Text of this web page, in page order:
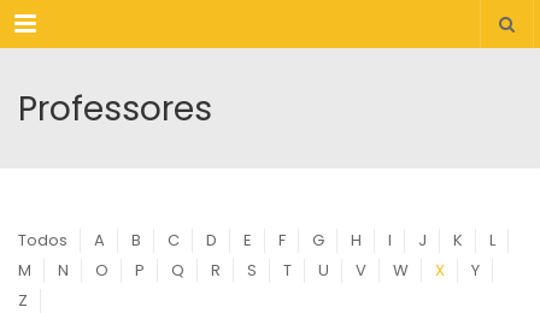
Menu
Professores
Todos A B C D E F G H I J K
L
M
N O P Q R S T U V W X
Y
Z